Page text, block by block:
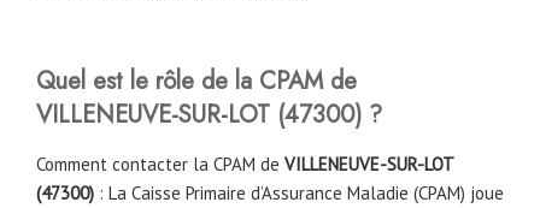
Quel est le rôle de la CPAM de
VILLENEUVE-SUR-LOT (47300) ?
Comment contacter la CPAM de VILLENEUVE-SUR-LOT
(47300) : La Caisse Primaire d’Assurance Maladie (CPAM) joue